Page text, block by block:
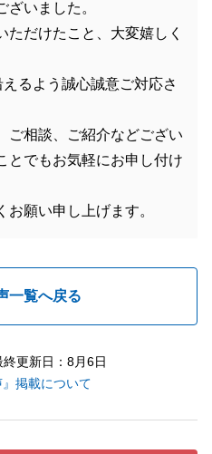
いました。
ただけたこと、大変嬉しく
るよう誠心誠意ご対応さ
ご相談、ご紹介などござい
とでもお気軽にお申し付け
願い申し上げます。
一覧へ戻る
更新日：8月6日
』掲載について